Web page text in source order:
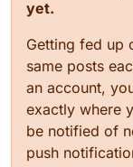
yet.
Getting fed up
same posts
an account,
exactly where
be notified of
push